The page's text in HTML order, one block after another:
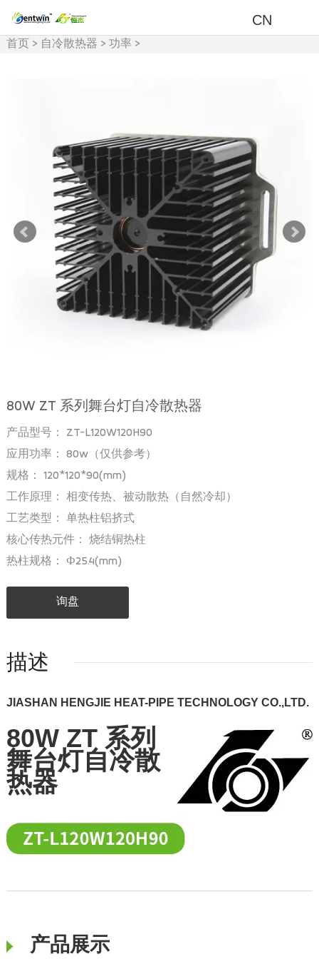
CN
首页 > 自冷散热器 > 功率 >
80W ZT 系列舞台灯自冷散热器
产品型号： ZT-L120W120H90
应用功率： 80w（仅供参考）
规格： 120*120*90(mm)
工作原理： 相变传热、被动散热（自然冷却）
工艺类型： 单热柱铝挤式
核心传热元件： 烧结铜热柱
热柱规格： Ф25.4(mm)
询盘
描述
JIASHAN HENGJIE HEAT-PIPE TECHNOLOGY CO.,LTD.
80W ZT 系列
舞台灯自冷散
热器
产品展示